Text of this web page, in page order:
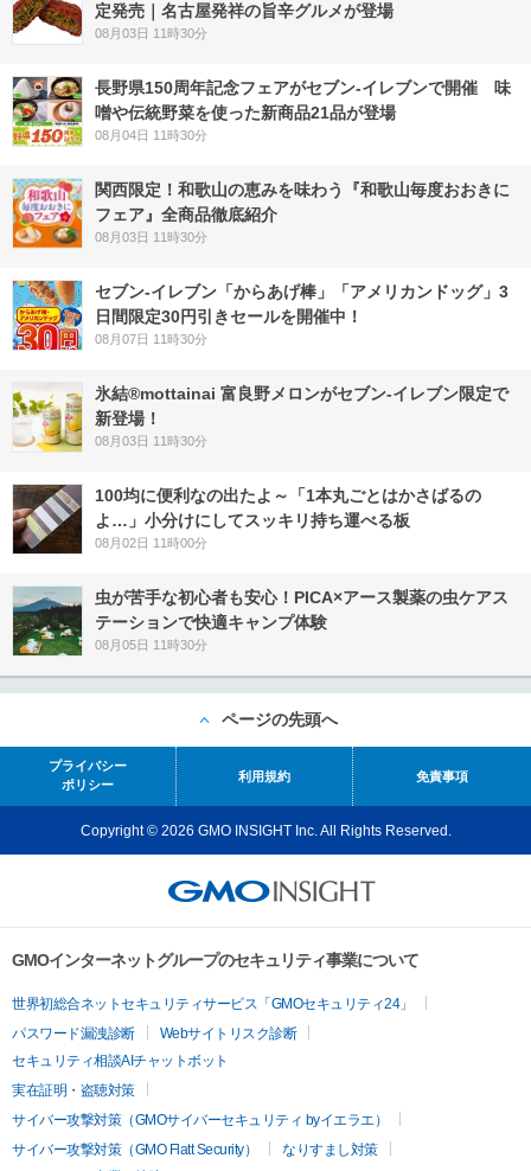
定発売｜名古屋発祥の旨辛グルメが登場
08月03日 11時30分
長野県150周年記念フェアがセブン-イレブンで開催 味
噌や伝統野菜を使った新商品21品が登場
08月04日 11時30分
関西限定！和歌山の恵みを味わう『和歌山毎度おおきに
フェア』全商品徹底紹介
08月03日 11時30分
セブン‐イレブン「からあげ棒」「アメリカンドッグ」3
日間限定30円引きセールを開催中！
08月07日 11時30分
氷結®mottainai 富良野メロンがセブン‐イレブン限定で
新登場！
08月03日 11時30分
100均に便利なの出たよ～「1本丸ごとはかさばるの
よ…」小分けにしてスッキリ持ち運べる板
08月02日 11時00分
虫が苦手な初心者も安心！PICA×アース製薬の虫ケアス
テーションで快適キャンプ体験
08月05日 11時30分
ページの先頭へ
プライバシー
ポリシー
利用規約 免責事項
Copyright © 2026 GMO INSIGHT Inc. All Rights Reserved.
GMOインターネットグループのセキュリティ事業について
世界初総合ネットセキュリティサービス「GMOセキュリティ24」
パスワード漏洩診断
Webサイトリスク診断
セキュリティ相談AIチャットボット
実在証明・盗聴対策
サイバー攻撃対策（GMOサイバーセキュリティ byイエラエ）
サイバー攻撃対策（GMO Flatt Security）
なりすまし対策